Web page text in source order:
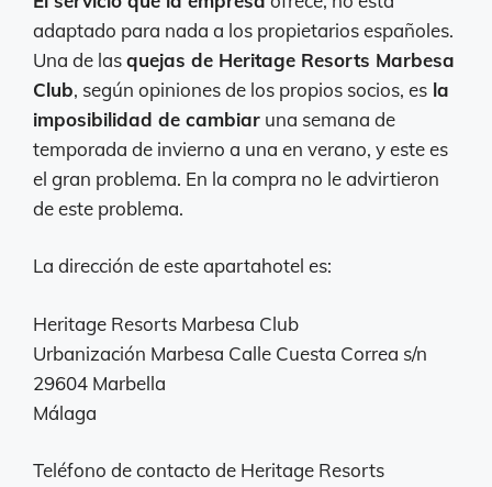
adaptado para nada a los propietarios españoles.
Una de lasquejas de Heritage Resorts Marbesa
Club, según opiniones de los propios socios, es la
imposibilidad de cambiar una semana de
temporada de invierno a una en verano, y este es
el gran problema. En la compra no le advirtieron
de este problema.
La dirección de este apartahotel es:
Heritage Resorts Marbesa Club
Urbanización Marbesa Calle Cuesta Correa s/n
29604 Marbella
Málaga
Teléfono de contacto de Heritage Resorts